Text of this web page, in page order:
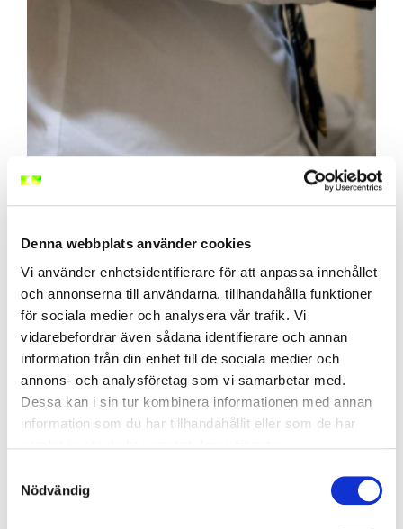
Denna webbplats använder cookies
Vi använder enhetsidentifierare för att anpassa innehållet
och annonserna till användarna, tillhandahålla funktioner
för sociala medier och analysera vår trafik. Vi
vidarebefordrar även sådana identifierare och annan
information från din enhet till de sociala medier och
annons- och analysföretag som vi samarbetar med.
Dessa kan i sin tur kombinera informationen med annan
information som du har tillhandahållit eller som de har
Nödvändig
hot i arbetsmiljö